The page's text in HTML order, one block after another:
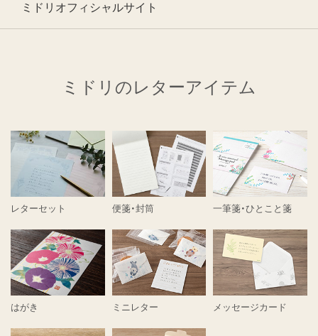
ミドリオフィシャルサイト
ミドリのレターアイテム
レターセット 便箋・封筒 一筆箋・ひとこと箋
はがき ミニレター メッセージカード